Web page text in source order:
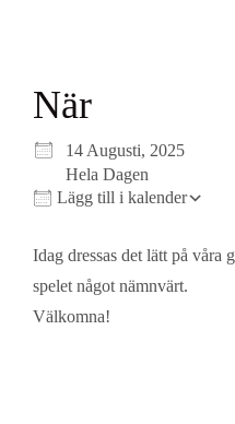
När
14 Augusti, 2025
Hela Dagen
Lägg till i kalender
Ladda ner ICS
Idag dressas det lätt på våra
spelet något nämnvärt.
Välkomna!